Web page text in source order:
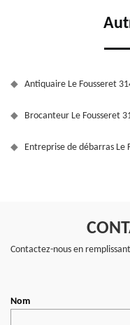
Antiquaire Le Fousseret
Brocanteur Le Fousseret
Entreprise de débarras Le
Contactez-nous en
Nom